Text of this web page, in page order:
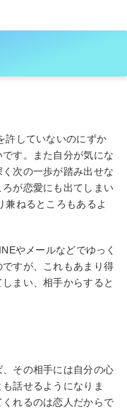
許していないのにずか
す。また自分が気にな
次の一歩が踏み出せな
が恋愛にも出てしまい
兼ねるところもあるよ
やメールなどでゆっく
すが、これもあまり得
まい、相手からすると
その相手には自分の心
話せるようになりま
れるのは恋人だからで